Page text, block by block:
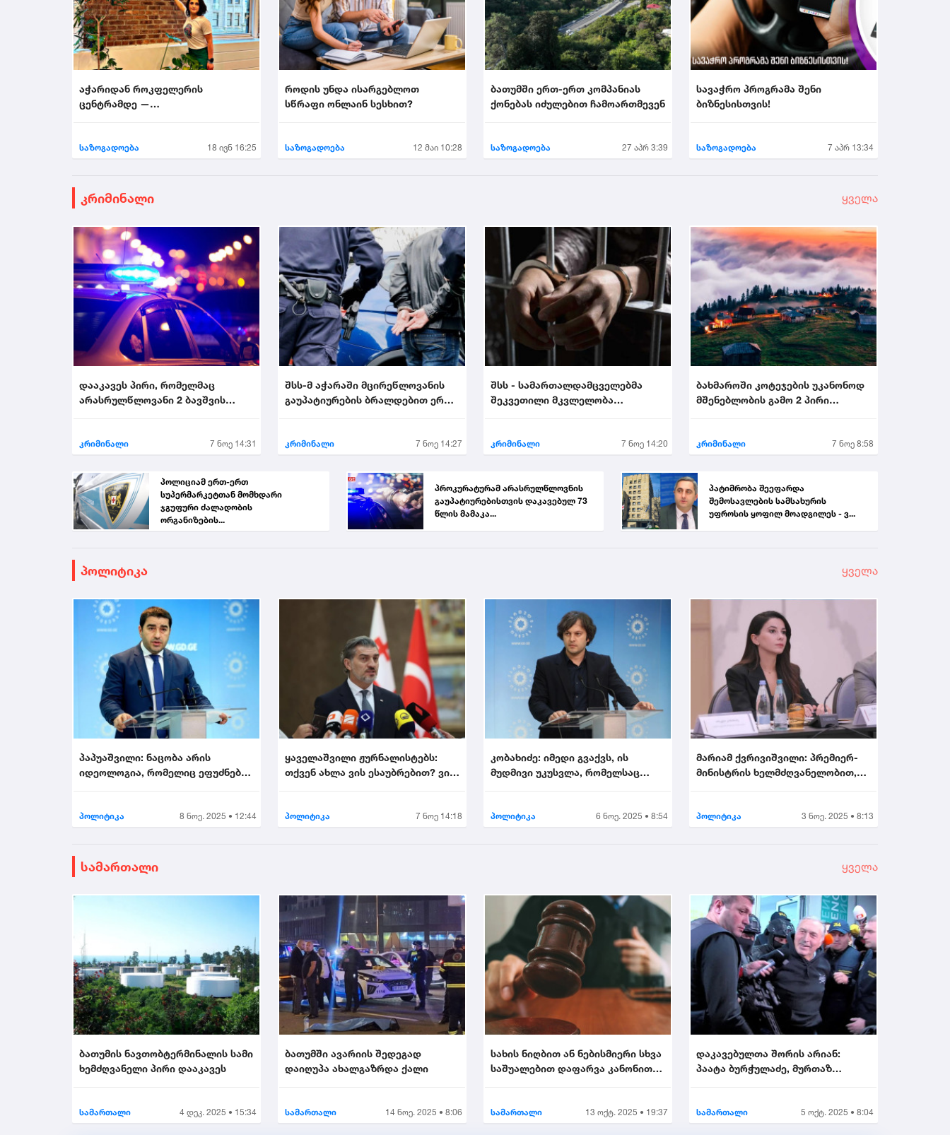
აჭარიდან როკფელერის
ცენტრამდე —
საზოგადოება 18 ივნ 16:25
როდის უნდა ისარგებლოთ
სწრაფი ონლაინ სესხით?
საზოგადოება 12 მაი 10:28
ბათუმში ერთ-ერთ კომპანიას
ქონებას იძულებით ჩამოართმევენ
საზოგადოება 27 აპრ 3:39
სავაჭრო პროგრამა შენი
ბიზნესისთვის!
საზოგადოება 7 აპრ 13:34
კრიმინალი ყველა
დააკავეს პირი, რომელმაც
არასრულწლოვანი 2 ბავშვის
კრიმინალი 7 ნოე 14:31
შსს-მ აჭარაში მცირეწლოვანის
გაუპატიურების ბრალდებით ერთი
კრიმინალი 7 ნოე 14:27
შსს - სამართალდამცველებმა
შეკვეთილი მკვლელობა
კრიმინალი 7 ნოე 14:20
ბახმაროში კოტეჯების უკანონოდ
მშენებლობის გამო 2 პირი
კრიმინალი 7 ნოე 8:58
პოლიციამ ერთ-ერთ
სუპერმარკეტთან მომხდარი
ჯგუფური ძალადობის
ორგანიზების...
პროკურატურამ არასრულწლოვნის
გაუპატიურებისთვის დაკავებულ 73
წლის მამაკა...
პატიმრობა შეეფარდა
შემოსავლების სამსახურის
უფროსის ყოფილ მოადგილეს - ვ...
პოლიტიკა ყველა
პაპუაშვილი: ნაცობა არის
იდეოლოგია, რომელიც ეფუძნება
პოლიტიკა 8 ნოე. 2025 • 12:44
ყაველაშვილი ჟურნალისტებს:
თქვენ ახლა ვის ესაუბრებით? ვინ
პოლიტიკა 7 ნოე 14:18
კობახიძე: იმედი გვაქვს, ის
მუდმივი უკუსვლა, რომელსაც
პოლიტიკა 6 ნოე. 2025 • 8:54
მარიამ ქვრივიშვილი: პრემიერ-
მინისტრის ხელმძღვანელობით,
პოლიტიკა 3 ნოე. 2025 • 8:13
სამართალი ყველა
ბათუმის ნავთობტერმინალის სამი
ხემძღვანელი პირი დააკავეს
სამართალი 4 დეკ. 2025 • 15:34
ბათუმში ავარიის შედეგად
დაიღუპა ახალგაზრდა ქალი
სამართალი 14 ნოე. 2025 • 8:06
სახის ნიღბით ან ნებისმიერი სხვა
საშუალებით დაფარვა კანონით
სამართალი 13 ოქტ. 2025 • 19:37
დაკავებულთა შორის არიან:
პაატა ბურჭულაძე, მურთაზ
სამართალი 5 ოქტ. 2025 • 8:04